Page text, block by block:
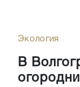
Экология
В